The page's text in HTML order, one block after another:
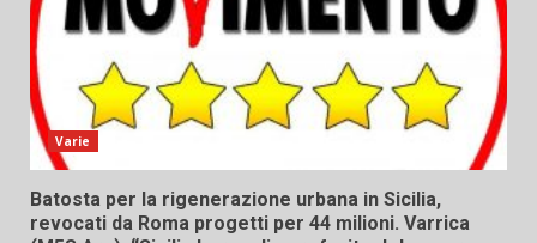
Varie
Batosta per la rigenerazione urbana in Sicilia,
revocati da Roma progetti per 44 milioni. Varrica